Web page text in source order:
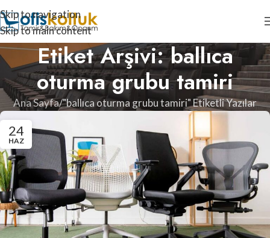
Skip to navigation
Skip to main content
Etiket Arşivi: ballıca
oturma grubu tamiri
Ana Sayfa "ballıca oturma grubu tamiri" Etiketli Yazılar
24
HAZ